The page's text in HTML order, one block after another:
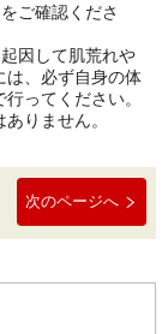
ご確認くださ
因して肌荒れや
は、必ず自身の体
ってください。
りません。
次のページへ